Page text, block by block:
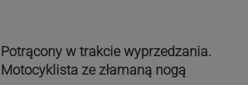
Potrącony w trakcie wyprzedzania.
Motocyklista ze złamaną nogą